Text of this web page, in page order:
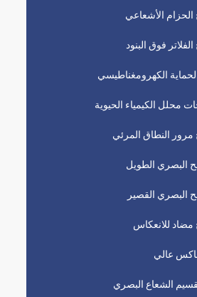
الأشعاعي
فوق البنود
الكهرومغناطيسي
محلل الكيمياء الحيوية
النطاق المرئي
البصري الطويل
البصري القصير
للانعكاس
عالي
الشعاع البصري